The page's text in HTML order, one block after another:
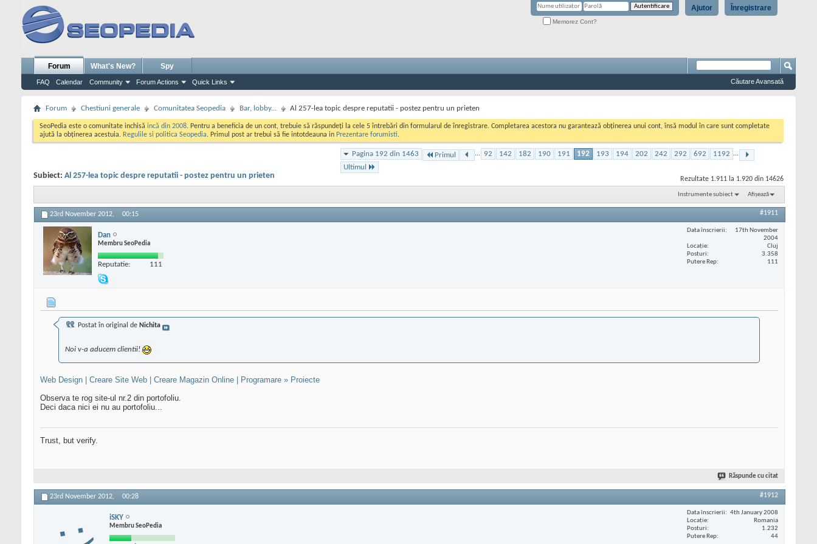
Înregistrare
Ajutor
Memorez Cont?
Forum
FAQ Calendar Community Forum Actions Quick Links
What's New? Spy
Căutare Avansată
Forum Chestiuni generale Comunitatea Seopedia Bar, lobby... Al 257-lea topic despre reputatii - postez pentru un prieten
SeoPedia este o comunitate inchisă incă din 2008. Pentru a beneficia de un cont, trebuie să răspundeți la cele 5 întrebări din formularul de înregistrare. Completarea acestora nu garantează obținerea unui cont, însă modul în care sunt completate
ajută la obținerea acestuia. Regulile si politica Seopedia. Primul post ar trebui să fie intotdeauna in Prezentare forumisti.
Pagina 192 din 1463 Primul ... 92 142 182 190 191 192 193 194 202 242 292 692 1192 ...
Ultimul
Rezultate 1.911 la 1.920 din 14626
Subiect: Al 257-lea topic despre reputatii - postez pentru un prieten
Instrumente subiect Afișează
23rd November 2012, 00:15 #1911
Dan
Membru SeoPedia
Reputatie: 111
Data înscrierii
17th November
2004
Locaţie
Cluj
Posturi
3.358
Putere Rep
111
Postat în original de Nichita
Noi v-a aducem clientii!
Web Design | Creare Site Web | Creare Magazin Online | Programare » Proiecte
Observa te rog site-ul nr.2 din portofoliu.
Deci daca nici ei nu au portofoliu...
Trust, but verify.
Răspunde cu citat
23rd November 2012, 00:28 #1912
iSKY
Membru SeoPedia
Data înscrierii
4th January 2008
Locaţie
Romania
Posturi
1.232
Putere Rep
44